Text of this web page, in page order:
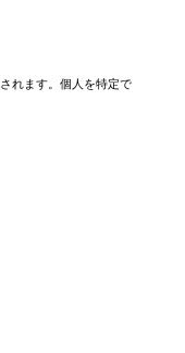
れます。個人を特定で